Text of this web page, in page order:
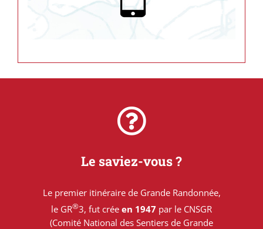
Le saviez-vous ?
Le premier itinéraire de Grande Randonnée,
le GR®3, fut crée en 1947 par le CNSGR
(Comité National des Sentiers de Grande